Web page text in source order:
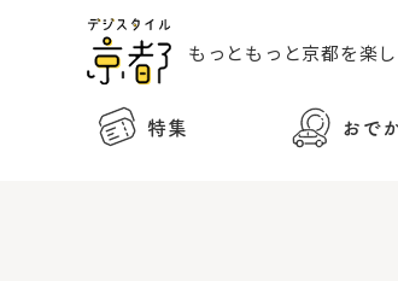
もっともっと京都を楽し
特集 おで